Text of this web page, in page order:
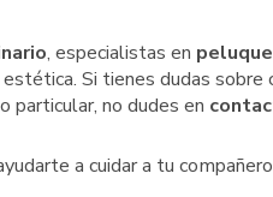
, especialistas en
Si tienes dudas
particular, no dudes en
a cuidar a tu